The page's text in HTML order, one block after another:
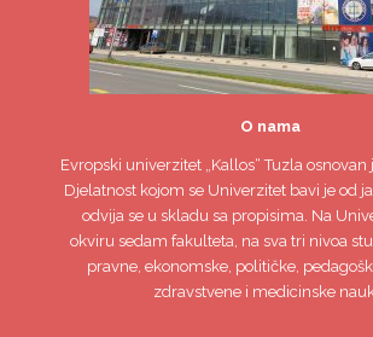
O nama
Evropski univerzitet„Kallos“ Tuzla osnovan
Djelatnost kojom se Univerzitet bavi je od
odvija se u skladu sa propisima. Na
okviru sedam fakulteta, na sva tri nivoa
pravne, ekonomske, političke,
zdravstvene i medicinske